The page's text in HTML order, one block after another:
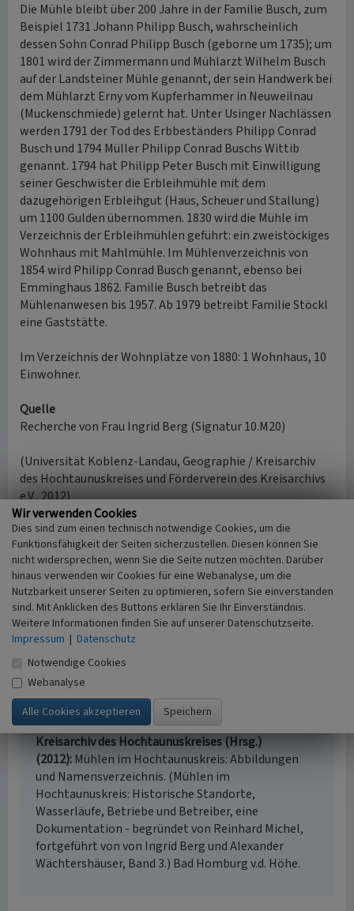
Die Mühle bleibt über 200 Jahre in der Familie Busch, zum
Beispiel 1731 Johann Philipp Busch, wahrscheinlich
dessen Sohn Conrad Philipp Busch (geborne um 1735); um
1801 wird der Zimmermann und Mühlarzt Wilhelm Busch
auf der Landsteiner Mühle genannt, der sein Handwerk bei
dem Mühlarzt Erny vom Kupferhammer in Neuweilnau
(Muckenschmiede) gelernt hat. Unter Usinger Nachlässen
werden 1791 der Tod des Erbbeständers Philipp Conrad
Busch und 1794 Müller Philipp Conrad Buschs Wittib
genannt. 1794 hat Philipp Peter Busch mit Einwilligung
seiner Geschwister die Erbleihmühle mit dem
dazugehörigen Erbleihgut (Haus, Scheuer und Stallung)
um 1100 Gulden übernommen. 1830 wird die Mühle im
Verzeichnis der Erbleihmühlen geführt: ein zweistöckiges
Wohnhaus mit Mahlmühle. Im Mühlenverzeichnis von
1854 wird Philipp Conrad Busch genannt, ebenso bei
Emminghaus 1862. Familie Busch betreibt das
Mühlenanwesen bis 1957. Ab 1979 betreibt Familie Stöckl
eine Gaststätte.
Im Verzeichnis der Wohnplätze von 1880: 1 Wohnhaus, 10
Einwohner.
Quelle
Recherche von Frau Ingrid Berg (Signatur 10.M20)
(Universität Koblenz-Landau, Geographie / Kreisarchiv
des Hochtaunuskreises und Förderverein des Kreisarchivs
e.V., 2012)
Literatur
Kreisarchiv des Hochtaunuskreises (Hrsg.)
(2012) Mühlen im Hochtaunuskreis: Urselbach,
Westerbach, Rentbach, Rombach/Liederbach,
Dattenbach, Emsbach, Weil, Wiesbach, Literatur-
und Abbildungsverzeichnis. (Mühlen im
Hochtaunuskreis: Historische Standorte,
Wasserläufe, Betriebe und Betreiber, eine
Dokumentation - begründet von Reinhard Michel,
fortgeführt von von Ingrid Berg und Alexander
Wächtershäuser, Band 2.) Bad Homburg v.d. Höhe.
Kreisarchiv des Hochtaunuskreises (Hrsg.)
(2012) Mühlen im Hochtaunuskreis: Abbildungen
und Namensverzeichnis. (Mühlen im
Hochtaunuskreis: Historische Standorte,
Wasserläufe, Betriebe und Betreiber, eine
Dokumentation - begründet von Reinhard Michel,
fortgeführt von von Ingrid Berg und Alexander
Wächtershäuser, Band 3.) Bad Homburg v.d. Höhe.
Wir verwenden Cookies
Dies sind zum einen technisch notwendige Cookies, um die
Funktionsfähigkeit der Seiten sicherzustellen. Diesen können Sie
nicht widersprechen, wenn Sie die Seite nutzen möchten. Darüber
hinaus verwenden wir Cookies für eine Webanalyse, um die
Nutzbarkeit unserer Seiten zu optimieren, sofern Sie einverstanden
sind. Mit Anklicken des Buttons erklären Sie Ihr Einverständnis.
Weitere Informationen finden Sie auf unserer Datenschutzseite.
Impressum | Datenschutz
Notwendige Cookies
Webanalyse